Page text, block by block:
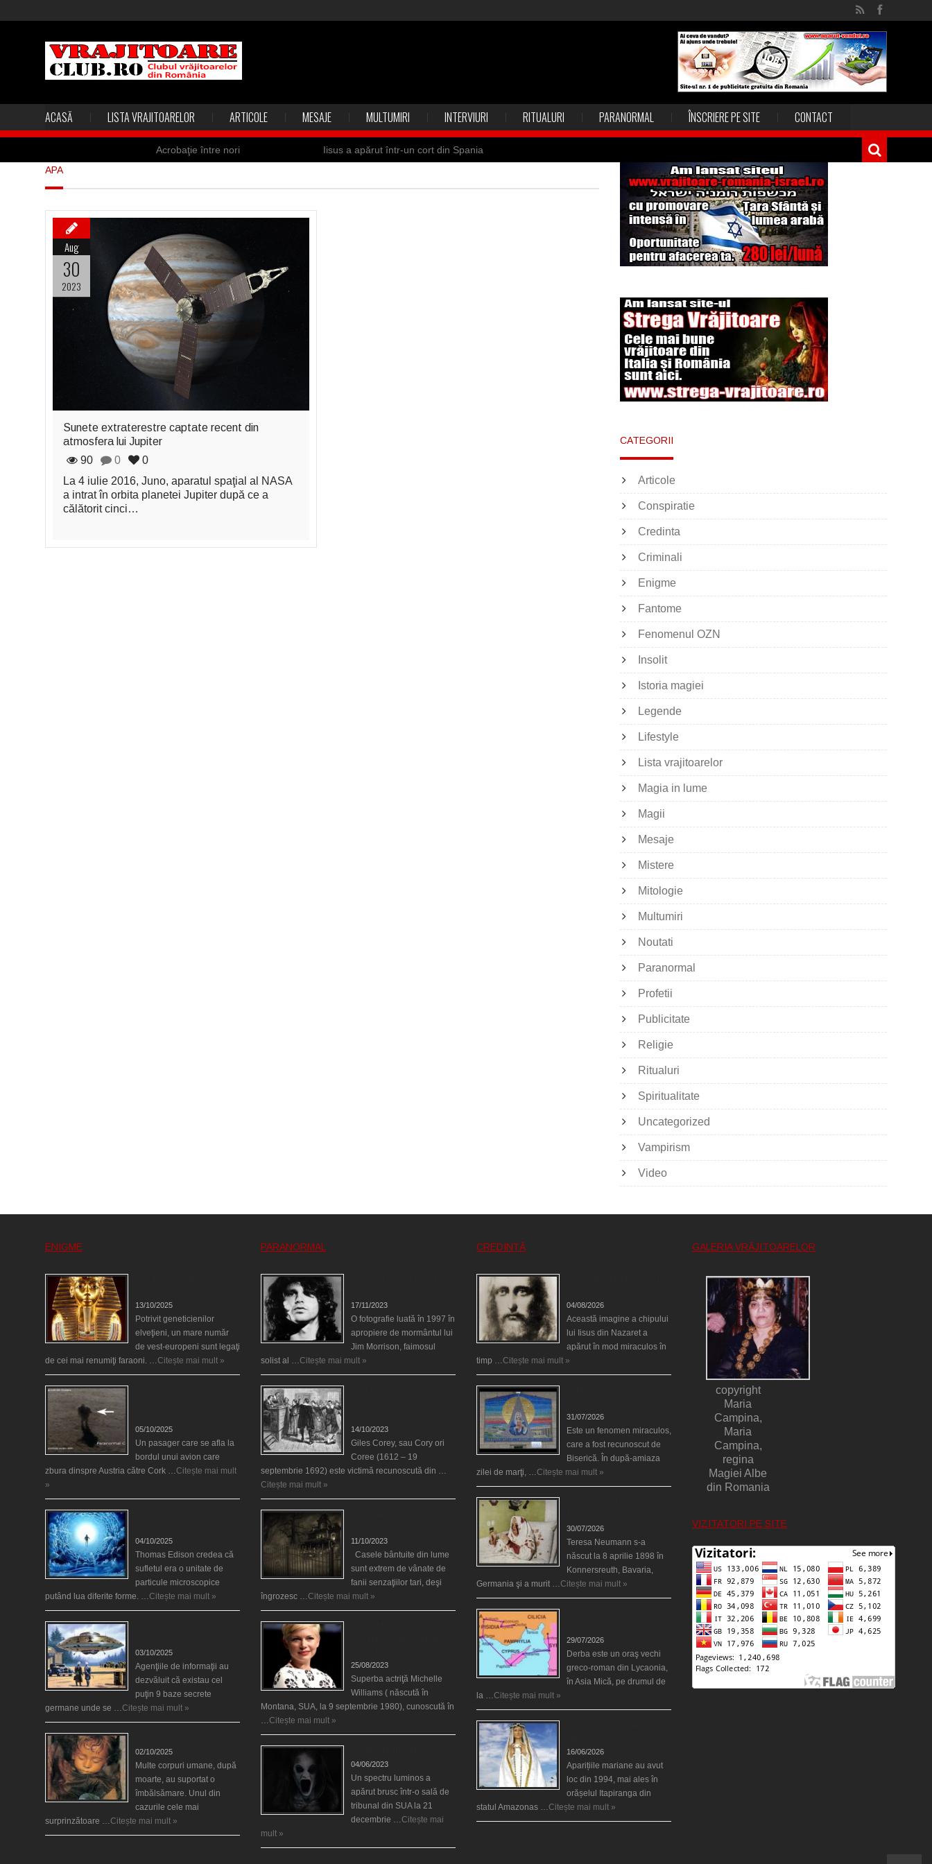
ACASĂ LISTA VRAJITOARELOR ARTICOLE MESAJE MULTUMIRI INTERVIURI RITUALURI PARANORMAL ÎNSCRIERE PE SITE CONTACT
Acrobaţie între nori Iisus a apărut într-un cort din Spania
Magia în Thailanda
Şi-a vândut soţia pentru un ritual de magie neagră
APA
Aug
30
2023
Sunete extraterestre captate recent din
atmosfera lui Jupiter
90
0
0
La 4 iulie 2016, Juno, aparatul spaţial al NASA
a intrat în orbita planetei Jupiter după ce a
călătorit cinci…
CATEGORII
Articole
Conspiratie
Credinta
Criminali
Enigme
Fantome
Fenomenul OZN
Insolit
Istoria magiei
Legende
Lifestyle
Lista vrajitoarelor
Magia in lume
Magii
Mesaje
Mistere
Mitologie
Multumiri
Noutati
Paranormal
Profetii
Publicitate
Religie
Ritualuri
Spiritualitate
Uncategorized
Vampirism
Video
ENIGME
13/10/2025
Potrivit geneticienilor
elveţieni, un mare număr
de vest-europeni sunt legaţi
de cei mai renumiţi faraoni. …Citește mai mult »
05/10/2025
Un pasager care se afla la
bordul unui avion care
zbura dinspre Austria către Cork …Citește mai mult
»
04/10/2025
Thomas Edison credea că
sufletul era o unitate de
particule microscopice
putând lua diferite forme. …Citește mai mult »
03/10/2025
Agenţiile de informaţii au
dezvăluit că existau cel
puţin 9 baze secrete
germane unde se …Citește mai mult »
02/10/2025
Multe corpuri umane, după
moarte, au suportat o
îmbălsămare. Unul din
cazurile cele mai
surprinzătoare …Citește mai mult »
PARANORMAL
17/11/2023
O fotografie luată în 1997 în
apropiere de mormântul lui
Jim Morrison, faimosul
solist al …Citește mai mult »
14/10/2023
Giles Corey, sau Cory ori
Coree (1612 – 19
septembrie 1692) este victimă recunoscută din …
Citește mai mult »
11/10/2023
Casele bântuite din lume
sunt extrem de vânate de
fanii senzaţiilor tari, deşi
îngrozesc …Citește mai mult »
25/08/2023
Superba actriţă Michelle
Williams ( născută în
Montana, SUA, la 9 septembrie 1980), cunoscută în
…Citește mai mult »
04/06/2023
Un spectru luminos a
apărut brusc într-o sală de
tribunal din SUA la 21
decembrie …Citește mai
mult »
CREDINȚĂ
04/08/2026
Această imagine a chipului
lui Iisus din Nazaret a
apărut în mod miraculos în
timp …Citește mai mult »
31/07/2026
Este un fenomen miraculos,
care a fost recunoscut de
Biserică. În după-amiaza
zilei de marţi, …Citește mai mult »
30/07/2026
Teresa Neumann s-a
născut la 8 aprilie 1898 în
Konnersreuth, Bavaria,
Germania şi a murit …Citește mai mult »
29/07/2026
Derba este un oraş vechi
greco-roman din Lycaonia,
în Asia Mică, pe drumul de
la …Citește mai mult »
16/06/2026
Aparițiile mariane au avut
loc din 1994, mai ales în
orășelul Itapiranga din
statul Amazonas …Citește mai mult »
GALERIA VRĂJITOARELOR
copyright
Maria
Campina,
Maria
Campina,
regina
Magiei Albe
din Romania
VIZITATORI PE SITE